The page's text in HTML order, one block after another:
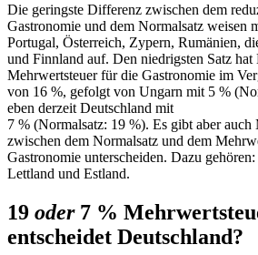
Die geringste Differenz zwischen dem
Gastronomie und dem Normalsatz weisen
Portugal, Österreich, Zypern, Rumänien,
und Finnland auf. Den niedrigsten Satz
Mehrwertsteuer für die Gastronomie im
von 16 %, gefolgt von Ungarn mit 5 %
eben derzeit Deutschland mit
7 % (Normalsatz: 19 %). Es gibt aber
zwischen dem Normalsatz und dem
Gastronomie unterscheiden. Dazu
Lettland und Estland.
19 oder7 %
entscheidet Deutschland?